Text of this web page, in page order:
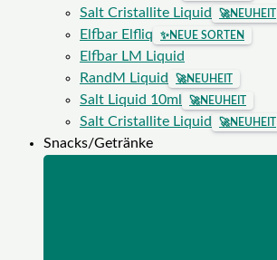
Salt Cristallite Liquid 🚀NEUHEIT
Elfbar Elfliq ✨NEUE SORTEN
Elfbar LM Liquid
RandM Liquid
🚀NEUHEIT
Salt Liquid 10ml 🚀NEUHEIT
Salt Cristallite Liquid 🚀NEUHEIT
Snacks/Getränke